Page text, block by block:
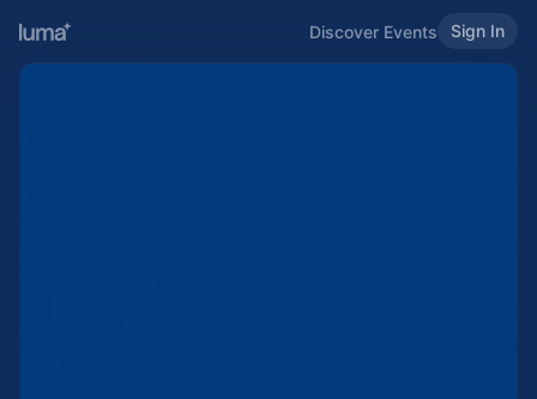
Discover Events Sign In